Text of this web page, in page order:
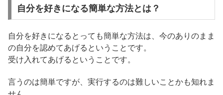
自分を好きになる簡単な方法とは？
自分を好きになるとっても簡単な方法は、今のありのまま
の自分を認めてあげるということです。
受け入れてあげるということです。
言うのは簡単ですが、実行するのは難しいことかも知れま